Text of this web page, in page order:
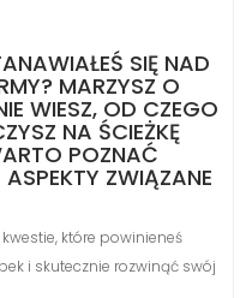
SIĘ NAD
MARZYSZ O
WIESZ, OD CZEGO
NA ŚCIEŻKĘ
POZNAĆ
ZWIĄZANE
które powinieneś
i skutecznie rozwinąć swój